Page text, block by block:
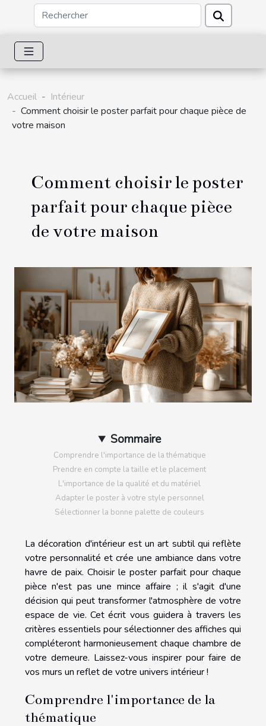
Accueil
Intérieur
Comment choisir le poster parfait pour chaque pièce de
votre maison
Comment choisir le poster
parfait pour chaque pièce
de votre maison
Sommaire
Comprendre l'importance de la thématique
Prendre en compte la taille et le placement
L'importance de la qualité et du matériel
Adapter le poster à votre style personnel
Sélectionner la bonne palette de couleurs
La décoration d'intérieur est un art subtil qui reflète
votre personnalité et crée une ambiance dans votre
havre de paix. Choisir le poster parfait pour chaque
pièce n'est pas une mince affaire ; il s'agit d'une
décision qui peut transformer l'atmosphère de votre
espace de vie. Cet écrit vous guidera à travers les
critères essentiels pour sélectionner des affiches qui
compléteront harmonieusement chaque chambre de
votre demeure. Laissez-vous inspirer pour faire de
vos murs un reflet de votre univers intérieur !
Comprendre l'importance de la
thématique